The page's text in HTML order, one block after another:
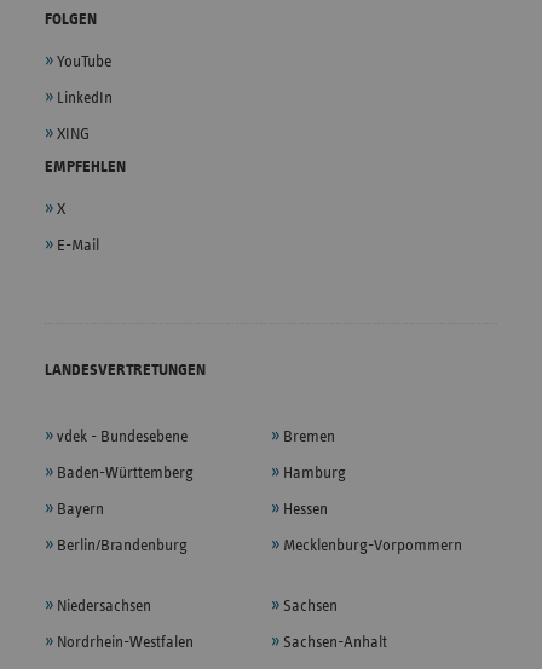
FOLGEN
YouTube
LinkedIn
XING
EMPFEHLEN
X
E-Mail
LANDESVERTRETUNGEN
vdek - Bundesebene
Baden-Württemberg
Bayern
Berlin/Brandenburg
Bremen
Hamburg
Hessen
Mecklenburg-Vorpommern
Niedersachsen
Nordrhein-Westfalen
Sachsen
Sachsen-Anhalt